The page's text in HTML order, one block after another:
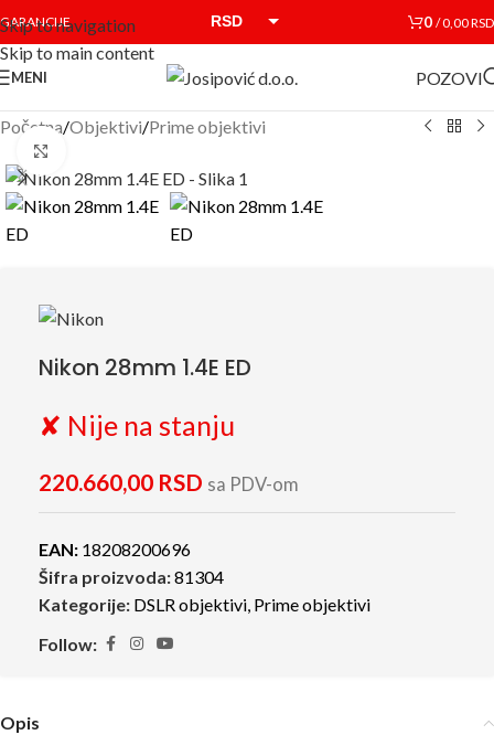
Skip to navigation
Skip to main content
GARANCIJE RSD 0 /0,00RSD
MENI POZOVI
Početna/Objektivi/Prime objektivi
Nikon 28mm 1.4E ED
✘ Nije na stanju
220.660,00 RSD sa PDV-om
EAN: 18208200696
Šifra proizvoda:81304
Kategorije: DSLR objektivi, Prime objektivi
Follow:
Opis